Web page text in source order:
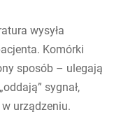
wysyła
Komórki
sposób – ulegają
sygnał,
urządzeniu.